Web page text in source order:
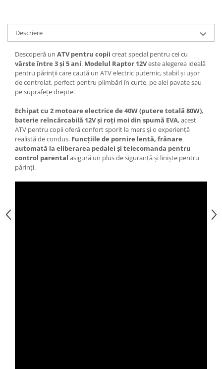
Descriere
Descoperă un ATV pentru copii creat special pentru cei cu
vârste între 3 și 5 ani. Modelul Raptor 12Veste alegerea ideală
pentru părinții care caută un ATV electric puternic, stabil și ușor
de controlat, perfect pentru plimbări în curte, pe alei pavate sau
pe suprafețe drepte.
Echipat cu 2 motoare electrice de 40W (putere totală 80W),
baterie reîncărcabilă 12V și roți moi din spumă EVA, acest
ATV pentru copii oferă confort sporit la mers și o experiență
realistă de condus. Funcțiile de pornire lentă, frânare
automată la eliberarea pedalei și telecomanda pentru
control parental asigură un plus de siguranță și liniște pentru
părinți.